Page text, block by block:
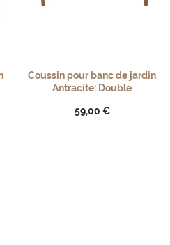
Coussin pour banc de jardin
Antracite: Double
59,00 €